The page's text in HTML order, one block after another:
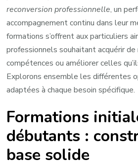
reconversion professionnelle, un
accompagnement continu dans leur
formations s’offrent aux particuliers
professionnels souhaitant acquérir
compétences ou améliorer celles
Explorons ensemble les différentes
adaptées à chaque besoin spécifique.
Formations
débutants :
base solide